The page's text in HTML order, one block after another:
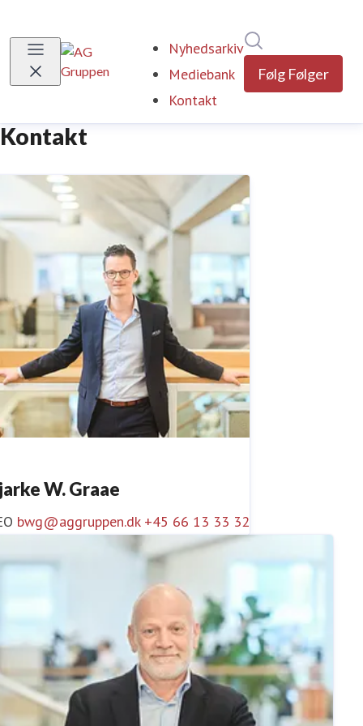
Nyhedsarkiv
Mediebank
Kontakt(current)
Følg Følger
Kontakt
W. Graae
bwg@aggruppen.dk +45 66 13 33 32